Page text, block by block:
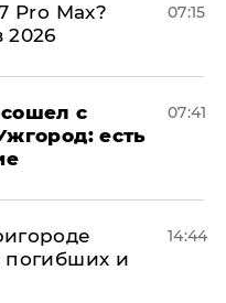
Pro Max?
2026
07:15
с
есть
07:41
погибших и
14:44